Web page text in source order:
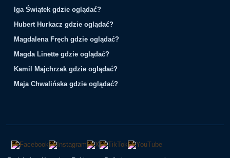
Iga Świątek gdzie oglądać?
Hubert Hurkacz gdzie oglądać?
Magdalena Fręch gdzie oglądać?
Magda Linette gdzie oglądać?
Kamil Majchrzak gdzie oglądać?
Maja Chwalińska gdzie oglądać?